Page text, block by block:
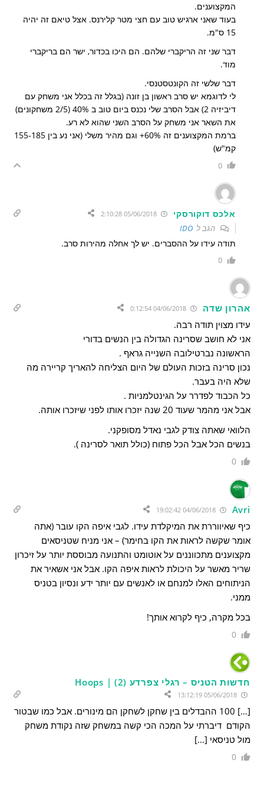
המקצוענים.
בעוד שאני ארגיש טוב עם חצי מטר קלירנס. אצל טיאם זה יהיה
15 ס"מ.
דבר שני זה הריקברי שלהם. הם היכו בכדור, ישר הם בריקברי
מוד.
דבר שלשי זה הקונטסטנסי.
לי לדוגמא יש סרב ראשון בן זונה (בגלל זה בכלל אני משחק עם
דיביזיה 2) אבל הסרב שלי נכנס ביום טוב ב 40% (2/5 משחקונים)
את השאר אני משחק על הסרב השני שהוא לא רע.
ברמת המקצוענים זה 60%+ וגם מהיר משלי (אני נע בין 155-185
קמ"ש)
0
אלכס דוקורסקי
הגב לIDO
תודה עידו על ההסברים. יש לך אחלה מהירות סרב.
0
אהרון שדה
עידו מצוין תודה רבה.
אני לא חושב שסרינה הגדולה בין הנשים בדורי
הראשונה נברטילובה השנייה גראף .
נכון סרינה בזכות העולם של היום הצליחה להאריך קריירה מה
שלא היה בעבר.
כל הכבוד לפדרר על הגינטלמניות .
אבל אני מהמר שעוד 20 שנה יזכרו אותו לפני שיזכרו אותה.
הלוואי שאתה צודק לגבי נאדל מסופקני.
בנשים הכל אבל הכל פתוח (כולל תואר לסרינה ).
0
Avri
04/06/2018 19:02:42
כיף שאיווררת את המיקלדת עידו. לגבי איפה הקו עובר (אתה
אומר שקשה לראות את הקו בחימר) – אני מניח שטניסאים
מקצוענים מתכווננים על אוטומט והתנועה מבוססת יותר על זיכרון
שריר מאשר על היכולת לראות איפה הקו. אבל אני אשאיר את
הניתוחים האלו למנחם או לאנשים עם יותר ידע ונסיון בטניס
ממני.
בכל מקרה, כיף לקרוא אותך!
0
חדשות הטניס – רגלי צפרדע (2) | Hoops
05/06/2018 13:12:19
[…] 100 ההבדלים בין שחקן לשחקן הם מינורים. אבל כמו שבטור
הקודם דיברתי על המכה הכי קשה במשחק שזה נקודת משחק
מול טניסאי […]
0